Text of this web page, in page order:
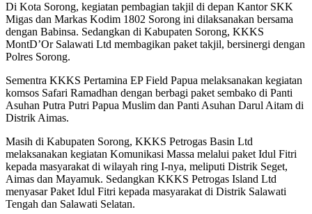
Di Kota Sorong, kegiatan pembagian takjil di depan Kantor SKK
Migas dan Markas Kodim 1802 Sorong ini dilaksanakan bersama
dengan Babinsa. Sedangkan di Kabupaten Sorong, KKKS
MontD’Or Salawati Ltd membagikan paket takjil, bersinergi dengan
Polres Sorong.
Sementra KKKS Pertamina EP Field Papua melaksanakan kegiatan
komsos Safari Ramadhan dengan berbagi paket sembako di Panti
Asuhan Putra Putri Papua Muslim dan Panti Asuhan Darul Aitam di
Distrik Aimas.
Masih di Kabupaten Sorong, KKKS Petrogas Basin Ltd
melaksanakan kegiatan Komunikasi Massa melalui paket Idul Fitri
kepada masyarakat di wilayah ring I-nya, meliputi Distrik Seget,
Aimas dan Mayamuk. Sedangkan KKKS Petrogas Island Ltd
menyasar Paket Idul Fitri kepada masyarakat di Distrik Salawati
Tengah dan Salawati Selatan.